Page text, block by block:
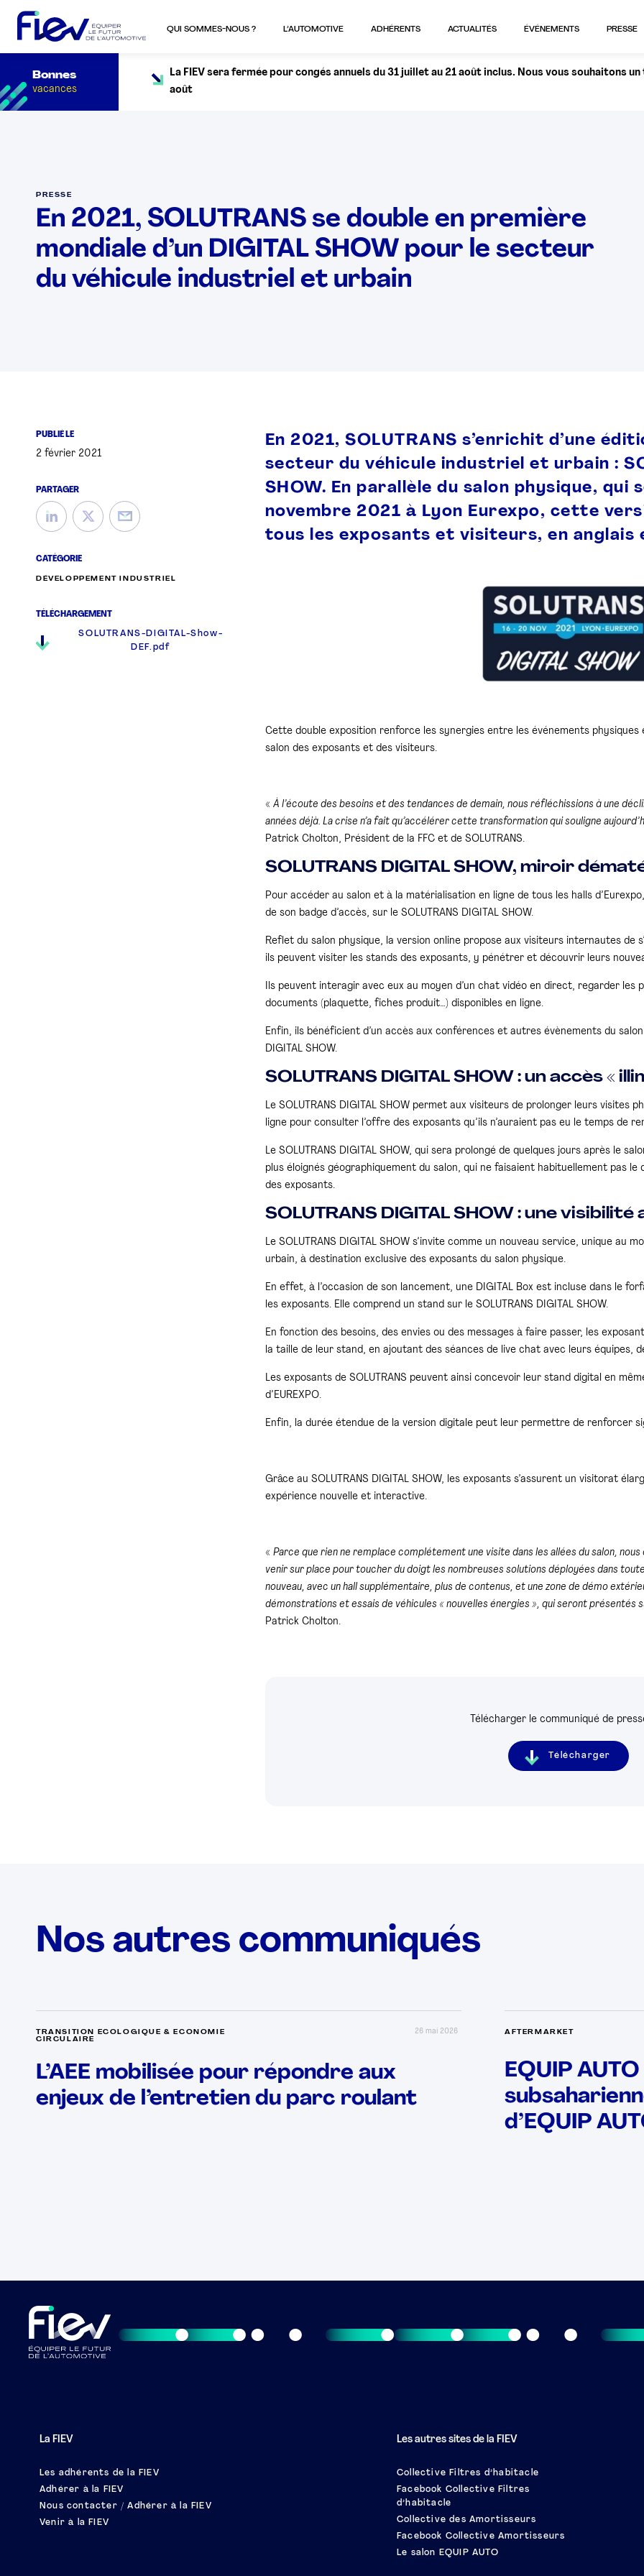
QUI SOMMES-NOUS ? L’AUTOMOTIVE ADHÉRENTS ACTUALITÉS ÉVÉNEMENTS PRESSE
Bonnes
vacances
La FIEV sera fermée pour congés annuels du 31 juillet au 21 août inclus. Nous vous souhaitons
août
PRESSE
En 2021, SOLUTRANS se double en première
mondiale d’un DIGITAL SHOW pour le secteur
du véhicule industriel et urbain
PUBLIÉ LE
2 février 2021
PARTAGER
CATÉGORIE
DÉVELOPPEMENT INDUSTRIEL
TÉLÉCHARGEMENT
SOLUTRANS-DIGITAL-Show-
DEF.pdf
En 2021, SOLUTRANS s’enrichit d’une
secteur du véhicule industriel et urbain :
SHOW. En parallèle du salon physique, qui
novembre 2021 à Lyon Eurexpo, cette
tous les exposants et visiteurs, en anglais
Cette double exposition renforce les synergies entre les événements
salon des exposants et des visiteurs.
« À l’écoute des besoins et des tendances de demain, nous réfléchissions à une
années déjà. La crise n’a fait qu’accélérer cette transformation qui souligne
Patrick Cholton, Président de la FFC et de SOLUTRANS.
SOLUTRANS DIGITAL SHOW, miroir
Pour accéder au salon et à la matérialisation en ligne de tous les halls
de son badge d’accès, sur le SOLUTRANS DIGITAL SHOW.
Reflet du salon physique, la version online propose aux visiteurs internautes de
ils peuvent visiter les stands des exposants, y pénétrer et découvrir leurs
Ils peuvent interagir avec eux au moyen d’un chat vidéo en direct, regarder
documents (plaquette, fiches produit…) disponibles en ligne.
Enfin, ils bénéficient d’un accès aux conférences et autres évènements du
DIGITAL SHOW.
SOLUTRANS DIGITAL SHOW : un accès «
Le SOLUTRANS DIGITAL SHOW permet aux visiteurs de prolonger leurs visites
ligne pour consulter l’offre des exposants qu’ils n’auraient pas eu le temps de
Le SOLUTRANS DIGITAL SHOW, qui sera prolongé de quelques jours après le
plus éloignés géographiquement du salon, qui ne faisaient habituellement pas
des exposants.
SOLUTRANS DIGITAL SHOW : une
Le SOLUTRANS DIGITAL SHOW s’invite comme un nouveau service, unique au
urbain, à destination exclusive des exposants du salon physique.
En effet, à l’occasion de son lancement, une DIGITAL Box est incluse dans le
les exposants. Elle comprend un stand sur le SOLUTRANS DIGITAL SHOW.
En fonction des besoins, des envies ou des messages à faire passer, les
la taille de leur stand, en ajoutant des séances de live chat avec leurs équipes,
Les exposants de SOLUTRANS peuvent ainsi concevoir leur stand digital en
d’EUREXPO.
Enfin, la durée étendue de la version digitale peut leur permettre de renforcer
Grâce au SOLUTRANS DIGITAL SHOW, les exposants s’assurent un visitorat
expérience nouvelle et interactive.
« Parce que rien ne remplace complétement une visite dans les allées du salon,
venir sur place pour toucher du doigt les nombreuses solutions déployées dans toute
nouveau, avec un hall supplémentaire, plus de contenus, et une zone de démo
démonstrations et essais de véhicules « nouvelles énergies », qui seront présentés
Patrick Cholton.
Télécharger le communiqué de
Télécharger
Nos autres communiqués
TRANSITION ECOLOGIQUE & ECONOMIE
CIRCULAIRE
26 mai 2026
L’AEE mobilisée pour répondre aux
enjeux de l’entretien du parc roulant
AFTERMARKET
EQUIP
d’EQUIP
La FIEV
Les adhérents de la FIEV
Adhérer à la FIEV
Nous contacter / Adhérer à la FIEV
Venir à la FIEV
Les autres sites de la FIEV
Collective Filtres d’habitacle
Facebook Collective Filtres
d’habitacle
Collective des Amortisseurs
Facebook Collective Amortisseurs
Le salon EQUIP AUTO